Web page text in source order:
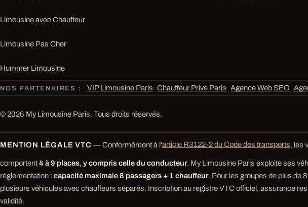
Limousine avec Chauffeur
Limousine Pas Cher
Hummer Limousine
NOS PARTENAIRES : VIP Limousine Paris· Chauffeur Prive Paris· Agence Web SEO·
© 2026 My Limousine Paris. Tous droits réservés.
MENTION LÉGALE VTC — Conformément à l'article R3122-2 du Code des transports, les
comportent4 à 9 places, y compris celle du conducteur. My Limousine Paris exploite ses
réglementation : capacité maximale 8 passagers + 1 chauffeur. Pour les groupes de plus de
plusieurs véhicules avec chauffeurs séparés. Inscription au registre VTC officiel, assurance
validité.